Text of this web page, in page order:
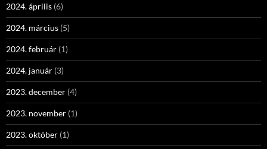
2024. április (6)
2024. március (5)
2024. február (1)
2024. január (3)
2023. december (4)
2023. november (1)
2023. október (1)